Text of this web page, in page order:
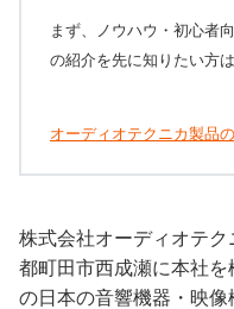
まず、ノウハウ・初心者
の紹介を先に知りたい方
オーディオテクニカ製品
株式会社オーディオテ
都町田市西成瀬に本社
の日本の音響機器・映像